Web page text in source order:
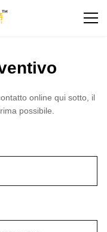
online qui sotto, il
possibile.